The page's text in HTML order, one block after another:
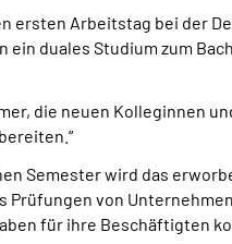
ersten Arbeitstag bei der
duales Studium zum
die neuen Kolleginnen
Semester wird das
von
für ihre Beschäftigten